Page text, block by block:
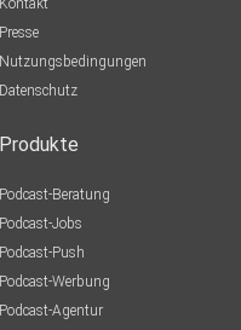
Kontakt
Presse
Nutzungsbedingungen
Datenschutz
Produkte
Podcast-Beratung
Podcast-Jobs
Podcast-Push
Podcast-Werbung
Podcast-Agentur